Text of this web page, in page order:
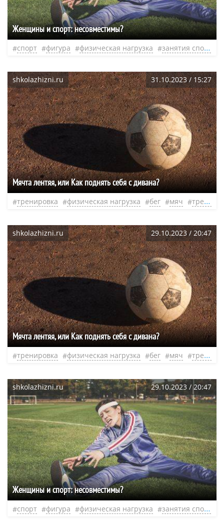
Женщины и спорт: несовместимы?
спорт фигура физическая нагрузка занятия спортом
shkolazhizni.ru 31.10.2023 / 15:27
Мячта лентяя, или Как поднять себя с дивана?
тренировка физическая нагрузка бег мяч тренер
shkolazhizni.ru 29.10.2023 / 20:47
Мячта лентяя, или Как поднять себя с дивана?
тренировка физическая нагрузка бег мяч тренер
shkolazhizni.ru 29.10.2023 / 20:47
Женщины и спорт: несовместимы?
спорт фигура физическая нагрузка занятия спортом